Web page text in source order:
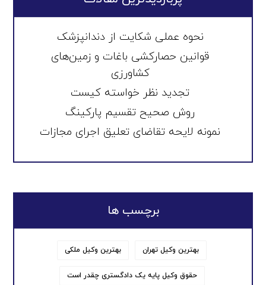
نحوه عملی شکایت از دندانپزشک
قوانین حصارکشی باغات و زمین‌های
کشاورزی
تجدید نظر خواسته کیست
روش صحیح تقسیم پارکینگ
نمونه لایحه تقاضای تعلیق اجرای مجازات
برچسب ها
بهترین وکیل تهران بهترین وکیل ملکی
حقوق وکیل پایه یک دادگستری چقدر است